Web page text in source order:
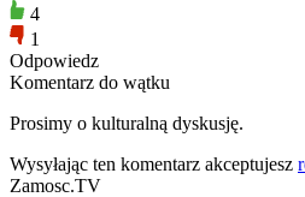
4
1
Odpowiedz
Komentarz do wątku
Prosimy o kulturalną dyskusję.
Wysyłając ten komentarz akceptujesz
Zamosc.TV